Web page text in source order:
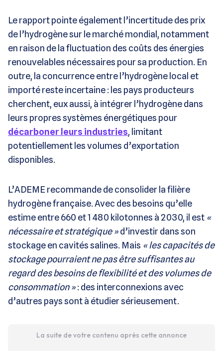
Le rapport pointe également l’incertitude des prix
de l’hydrogène sur le marché mondial, notamment
en raison de la fluctuation des coûts des énergies
renouvelables nécessaires pour sa production. En
outre, la concurrence entre l’hydrogène local et
importé reste incertaine : les pays producteurs
cherchent, eux aussi, à intégrer l’hydrogène dans
leurs propres systèmes énergétiques pour
décarboner leurs industries, limitant
potentiellement les volumes d’exportation
disponibles.
L’ADEME recommande de consolider la filière
hydrogène française. Avec des besoins qu’elle
estime entre 660 et 1 480 kilotonnes à 2030, il est «
nécessaire et stratégique »d’investir dans son
stockage en cavités salines. Mais « les capacités de
stockage pourraient ne pas être suffisantes au
regard des besoins de flexibilité et des volumes de
consommation »: des interconnexions avec
d’autres pays sont à étudier sérieusement.
La suite de votre contenu après cette annonce